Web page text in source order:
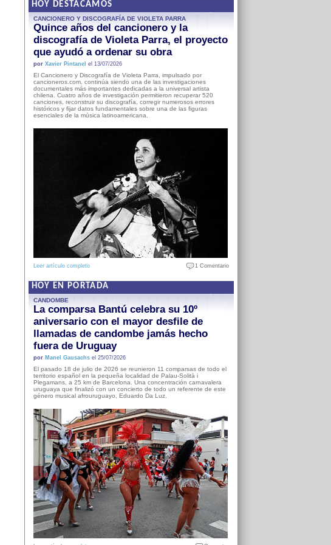
HOY DESTACAMOS
CANCIONERO Y DISCOGRAFÍA DE VIOLETA PARRA
Quince años del cancionero y la
discografía de Violeta Parra, el proyecto
que ayudó a ordenar su obra
por Xavier Pintanel el 13/07/2026
El Cancionero y Discografía de Violeta Parra, impulsado por
cancioneros.com, continúa siendo una de las investigaciones
documentales más importantes dedicadas a la universal artista
chilena. Cuatro años de investigación permitieron recuperar 520
canciones, reconstruir su discografía, corregir numerosos errores
históricos y fijar datos fundamentales sobre una de las figuras
esenciales de la música latinoamericana.
Leer artículo completo 1 Comentario
HOY EN PORTADA
CANDOMBE
La comparsa Bantú celebra su 10º
aniversario con el mayor desfile de
llamadas de candombe jamás hecho
fuera de Uruguay
por Manel Gausachsel 25/07/2026
El pasado 18 de julio de 2026 se reunieron 11 comparsas de todo el
territorio español en la pequeña localidad de Palau-Solità i
Plegamans, a 25 km de Barcelona. Una concentración carnavalera
uruguaya que finalizó con un concierto de todo un referente de este
género musical afrouruguayo, Eduardo Da Luz.